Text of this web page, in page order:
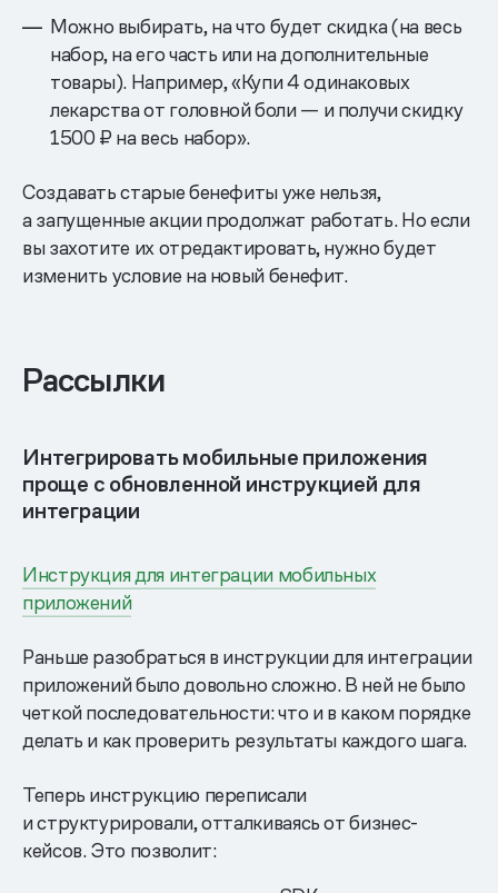
Можно выбирать, на что будет скидка (на весь
набор, на его часть или на дополнительные
товары). Например, «Купи 4 одинаковых
лекарства от головной боли — и получи скидку
1500 ₽ на весь набор».
Создавать старые бенефиты уже нельзя,
а запущенные акции продолжат работать. Но если
вы захотите их отредактировать, нужно будет
изменить условие на новый бенефит.
Рассылки
Интегрировать мобильные приложения
проще с обновленной инструкцией для
интеграции
Инструкция для интеграции мобильных
приложений
Раньше разобраться в инструкции для интеграции
приложений было довольно сложно. В ней не было
четкой последовательности: что и в каком порядке
делать и как проверить результаты каждого шага.
Теперь инструкцию переписали
и структурировали, отталкиваясь от бизнес-
кейсов. Это позволит: